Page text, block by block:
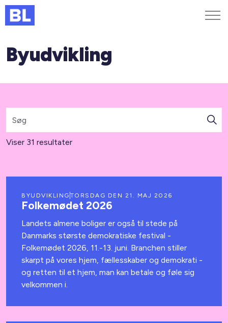
Genveje
Kurser og arrangementer
MitBL
Byudvikling
Viser 31 resultater
BYUDVIKLING TORSDAG DEN 21. MAJ 2026
Folkemødet 2026
Landets almene boliger er også til stede på
Danmarks største demokratiske festival -
Folkemødet 2026, 11.-13. juni. Branchen stiller
skarpt på vores hjem, fællesskaber og demokrati -
og retten til et hjem, man kan betale og føle sig
velkommen i.